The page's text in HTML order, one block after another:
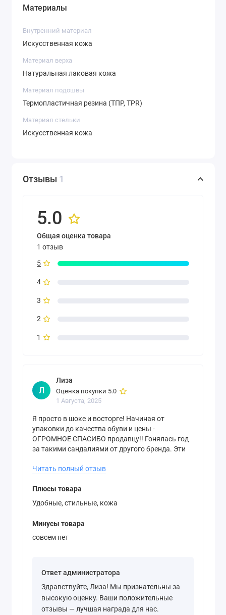
Материалы
Внутренний материал
Искусственная кожа
Материал верха
Натуральная лаковая кожа
Материал подошвы
Термопластичная резина (ТПР, TPR)
Материал стельки
Искусственная кожа
Отзывы 1
5.0
Общая оценка товара
1 отзыв
5
4
3
2
1
Л
Лиза
Оценка покупки 5.0
1 Августа, 2025
Я просто в шоке и восторге! Начиная от
упаковки до качества обуви и цены -
ОГРОМНОЕ СПАСИБО продавцу!! Гонялась год
за такими сандалиями от другого бренда. Эти
Удобные, стильные, кожа! Куча
Как я рада находке!
Читать полный отзыв
Плюсы товара
Удобные, стильные, кожа
Минусы товара
совсем нет
Ответ администратора
Здравствуйте, Лиза! Мы признательны за
высокую оценку. Ваши положительные
отзывы — лучшая награда для нас.